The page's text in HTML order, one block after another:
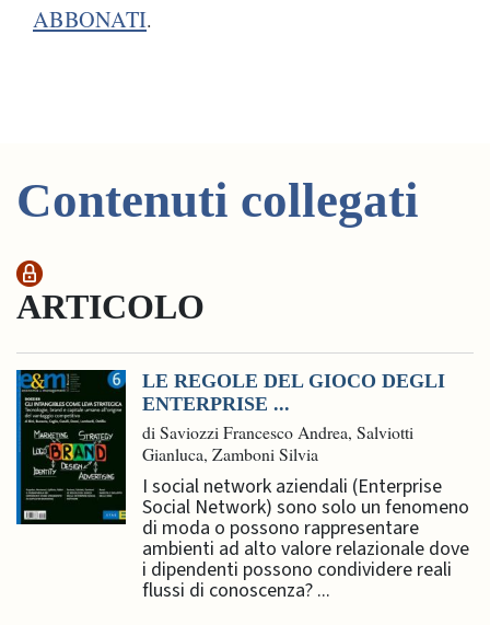
ABBONATI.
Contenuti collegati
ARTICOLO
LE REGOLE DEL GIOCO DEGLI
ENTERPRISE ...
di Saviozzi Francesco Andrea, Salviotti
Gianluca, Zamboni Silvia
I social network aziendali (Enterprise
Social Network) sono solo un fenomeno
di moda o possono rappresentare
ambienti ad alto valore relazionale dove
i dipendenti possono condividere reali
flussi di conoscenza? ...